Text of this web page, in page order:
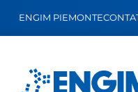
ENGIM PIEMONTE